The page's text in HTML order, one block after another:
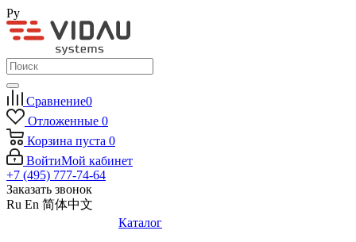
Ру
Сравнение0
Отложенные 0
Корзина пуста 0
ВойтиМой кабинет
+7 (495) 777-74-64
Заказать звонок
Ru En 简体中文
Каталог